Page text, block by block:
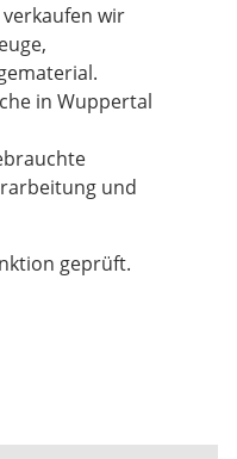
wir
in Wuppertal
und
geprüft.